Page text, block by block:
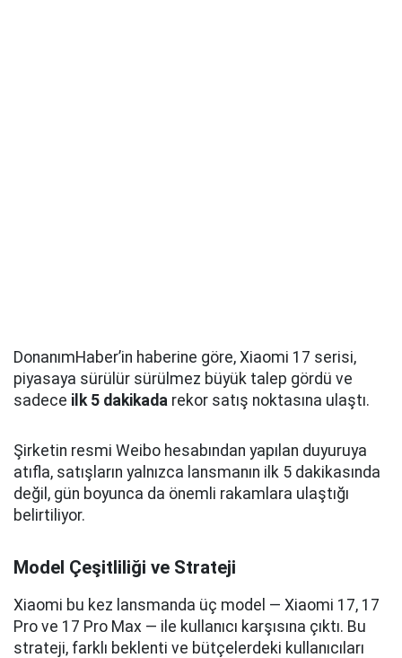
DonanımHaber’in haberine göre, Xiaomi 17 serisi,
piyasaya sürülür sürülmez büyük talep gördü ve
sadece ilk 5 dakikada rekor satış noktasına ulaştı.
Şirketin resmi Weibo hesabından yapılan duyuruya
atıfla, satışların yalnızca lansmanın ilk 5 dakikasında
değil, gün boyunca da önemli rakamlara ulaştığı
belirtiliyor.
Model Çeşitliliği ve Strateji
Xiaomi bu kez lansmanda üç model — Xiaomi 17, 17
Pro ve 17 Pro Max — ile kullanıcı karşısına çıktı. Bu
strateji, farklı beklenti ve bütçelerdeki kullanıcıları